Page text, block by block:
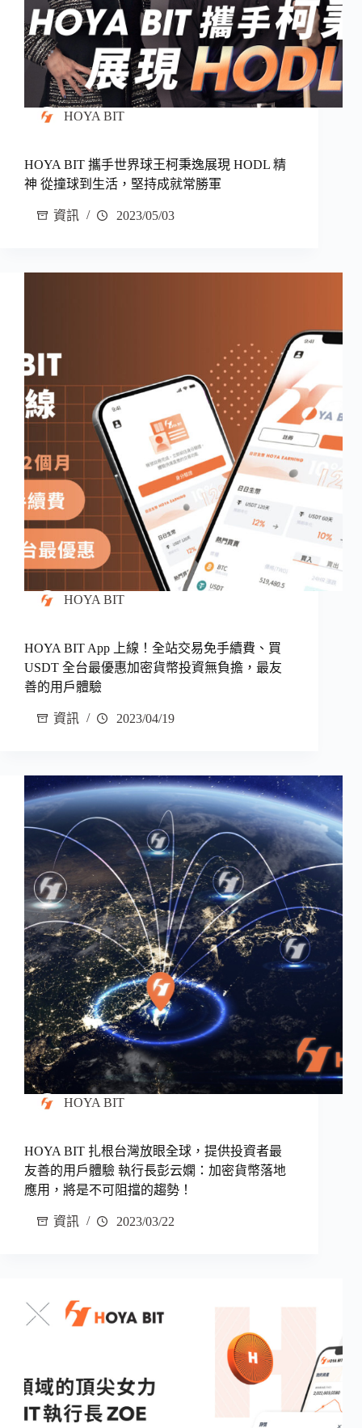
HOYA BIT
HOYA BIT 攜手世界球王柯秉逸展現 HODL 精
神 從撞球到生活，堅持成就常勝軍
資訊 2023/05/03
HOYA BIT
HOYA BIT App 上線！全站交易免手續費、買
USDT 全台最優惠加密貨幣投資無負擔，最友
善的用戶體驗
資訊 2023/04/19
HOYA BIT
HOYA BIT 扎根台灣放眼全球，提供投資者最
友善的用戶體驗 執行長彭云嫻：加密貨幣落地
應用，將是不可阻擋的趨勢！
資訊 2023/03/22